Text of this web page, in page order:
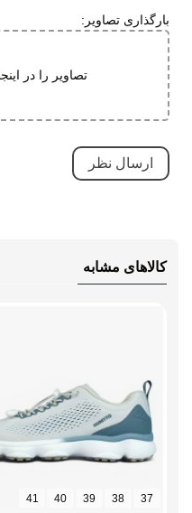
ضد
بارگذاری تصاویر:
تصاویر را در
کالاهای مشابه
37
38
39
40
41